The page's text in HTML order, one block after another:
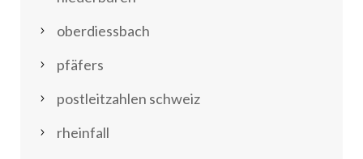
oberdiessbach
pfäfers
postleitzahlen schweiz
rheinfall